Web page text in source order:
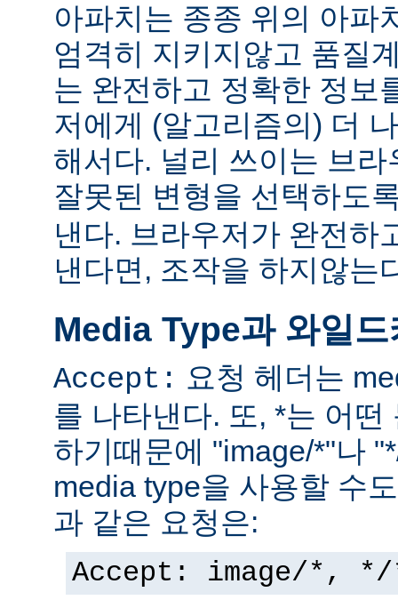
아파치는 종종 위의 아파
엄격히 지키지않고 품질
는 완전하고 정확한 정보
저에게 (알고리즘의) 더
해서다. 널리 쓰이는 브
잘못된 변형을 선택하도
낸다. 브라우저가 완전하
낸다면, 조작을 하지않는
Media Type과 와일드
Accept: 요청 헤더는
를 나타낸다. 또, *는 어
하기때문에 "image/*"나
media type을 사용할 수
과 같은 요청은:
Accept: image/*,